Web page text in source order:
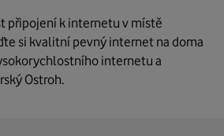
připojení k internetu v místě
si kvalitní pevný internet na doma
internetu a
Ostroh.